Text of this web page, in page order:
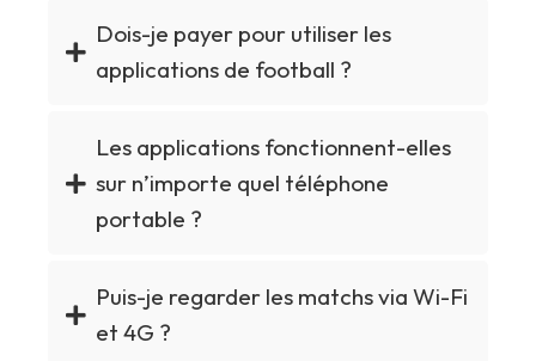
Dois-je payer pour utiliser les
applications de football ?
Les applications fonctionnent-elles
sur n’importe quel téléphone
portable ?
Puis-je regarder les matchs via Wi-Fi
et 4G ?